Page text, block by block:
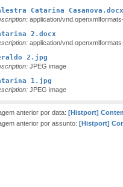
Catarina Casanova.docx
application/
2.docx
application/
2.jpg
JPEG image
1.jpg
JPEG image
anterior por data: [Histport]
anterior por assunto: [Histport]